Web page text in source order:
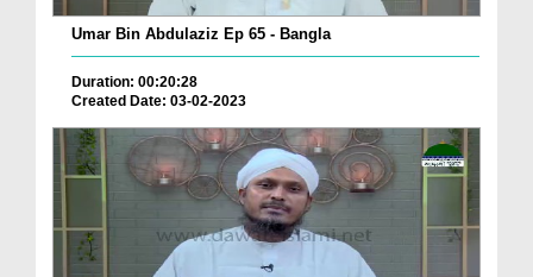
Umar Bin Abdulaziz Ep 65 - Bangla
Duration: 00:20:28
Created Date: 03-02-2023